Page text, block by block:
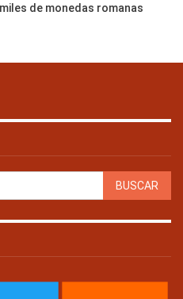
de monedas romanas